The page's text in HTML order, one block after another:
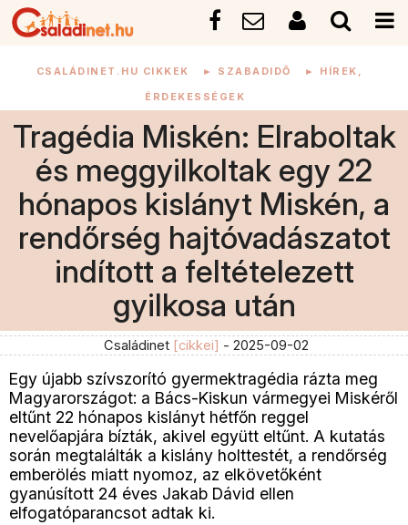
CSALÁDINET.HU CIKKEK ► SZABADIDŐ ► HÍREK,
ÉRDEKESSÉGEK
Tragédia Miskén: Elraboltak
és meggyilkoltak egy 22
hónapos kislányt Miskén, a
rendőrség hajtóvadászatot
indított a feltételezett
gyilkosa után
Családinet [cikkei] - 2025-09-02
Egy újabb szívszorító gyermektragédia rázta meg
Magyarországot: a Bács-Kiskun vármegyei Miskéről
eltűnt 22 hónapos kislányt hétfőn reggel
nevelőapjára bízták, akivel együtt eltűnt. A kutatás
során megtalálták a kislány holttestét, a rendőrség
emberölés miatt nyomoz, az elkövetőként
gyanúsított 24 éves Jakab Dávid ellen
elfogatóparancsot adtak ki.